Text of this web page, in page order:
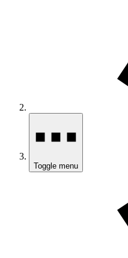
Toggle menu